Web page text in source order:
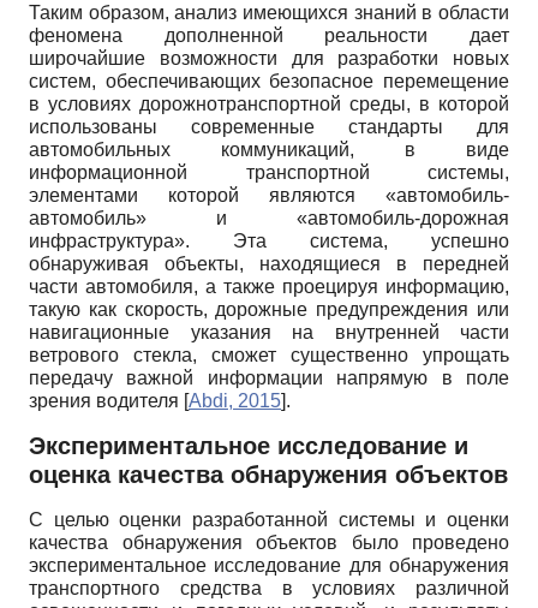
Таким образом, анализ имеющихся знаний в области
феномена дополненной реальности дает
широчайшие возможности для разработки новых
систем, обеспечивающих безопасное перемещение
в условиях дорожно­транспортной среды, в которой
использованы современные стандарты для
автомобильных коммуникаций, в виде
информационной транспортной системы,
элементами которой являются «автомобиль-
автомобиль» и «автомобиль-дорожная
инфраструктура». Эта система, успешно
обнаруживая объекты, находящиеся в передней
части автомобиля, а также проецируя информацию,
такую как скорость, дорожные предупреждения или
навигационные указания на внутренней части
ветрового стекла, сможет существенно упрощать
передачу важной информации напрямую в поле
зрения водителя [Abdi, 2015].
Экспериментальное исследование и
оценка качества обнаружения объектов
С целью оценки разработанной системы и оценки
качества обнаружения объектов было проведено
экспериментальное исследование для обнаружения
транспортного средства в условиях различной